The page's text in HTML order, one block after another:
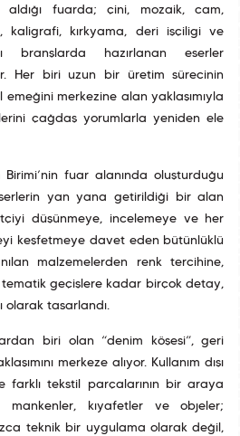
aldığı fuarda; çini, mozaik, cam,
kaligrafi, kırkyama, deri işçiligi ve
branşlarda hazırlanan eserler
Her biri uzun bir üretim sürecinin
emeğini merkezine alan yaklaşımıyla
çağdaş yorumlarla yeniden ele
Birimi’nin fuar alanında oluşturduğu
yan yana getirildiği bir alan
düşünmeye, incelemeye ve her
keşfetmeye davet eden bütünlüklü
malzemelerden renk tercihine,
geçişlere kadar birçok detay,
olarak tasarlandı.
biri olan “denim köşesi”, geri
merkeze alıyor. Kullanım dışı
farklı tekstil parçalarının bir araya
mankenler, kıyafetler ve objeler;
teknik bir uygulama olarak değil,